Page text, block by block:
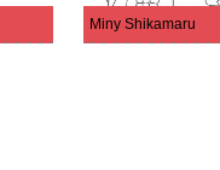
Miny Shikamaru